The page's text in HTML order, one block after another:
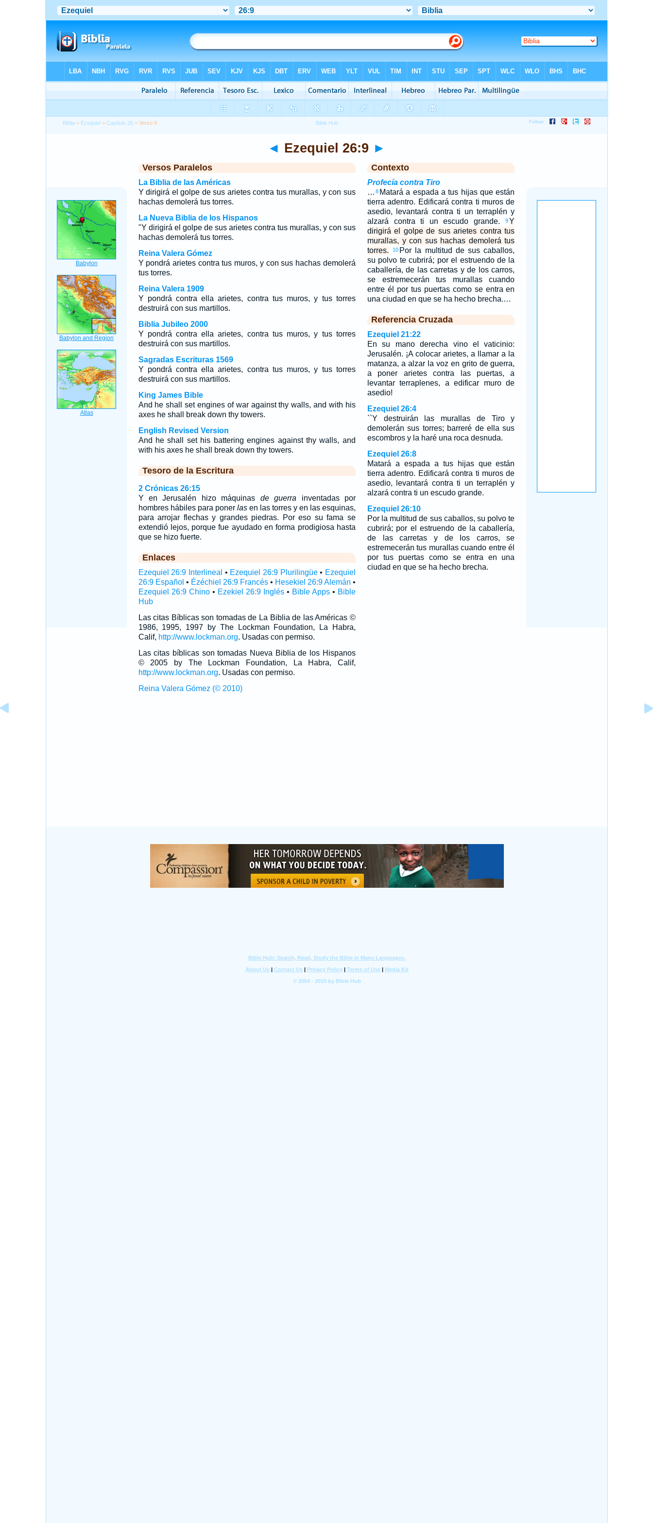
Biblia > Ezequiel >Capítulo 26 > Verso 9
◄ Ezequiel 26:9 ►
Versos Paralelos
La Biblia de las Américas
Y dirigirá el golpe de sus arietes contra tus murallas, y con sus
hachas demolerá tus torres.
La Nueva Biblia de los Hispanos
"Y dirigirá el golpe de sus arietes contra tus murallas, y con sus
hachas demolerá tus torres.
Reina Valera Gómez
Y pondrá arietes contra tus muros, y con sus hachas demolerá
tus torres.
Reina Valera 1909
Y pondrá contra ella arietes, contra tus muros, y tus torres
destruirá con sus martillos.
Biblia Jubileo 2000
Y pondrá contra ella arietes, contra tus muros, y tus torres
destruirá con sus martillos.
Sagradas Escrituras 1569
Y pondrá contra ella arietes, contra tus muros, y tus torres
destruirá con sus martillos.
King James Bible
And he shall set engines of war against thy walls, and with his
axes he shall break down thy towers.
English Revised Version
And he shall set his battering engines against thy walls, and
with his axes he shall break down thy towers.
Tesoro de la Escritura
2 Crónicas 26:15
Y en Jerusalén hizo máquinas de guerra inventadas por
hombres hábiles para poner lasen las torres y en las esquinas,
para arrojar flechas y grandes piedras. Por eso su fama se
extendió lejos, porque fue ayudado en forma prodigiosa hasta
que se hizo fuerte.
Enlaces
Ezequiel 26:9 Interlineal • Ezequiel 26:9 Plurilingüe• Ezequiel
26:9 Español • Ézéchiel 26:9 Francés• Hesekiel 26:9 Alemán •
Ezequiel 26:9 Chino• Ezekiel 26:9 Inglés• Bible Apps• Bible
Hub
Las citas Bíblicas son tomadas de La Biblia de las Américas ©
1986, 1995, 1997 by The Lockman Foundation, La Habra,
Calif, http://www.lockman.org. Usadas con permiso.
Las citas bíblicas son tomadas Nueva Biblia de los Hispanos
© 2005 by The Lockman Foundation, La Habra, Calif,
http://www.lockman.org. Usadas con permiso.
Reina Valera Gómez (© 2010)
Contexto
Profecía contra Tiro
… 8 Matará a espada a tus hijas que están
tierra adentro. Edificará contra ti muros de
asedio, levantará contra ti un terraplén y
alzará contra ti un escudo grande.
9 Y
dirigirá el golpe de sus arietes contra tus
murallas, y con sus hachas demolerá tus
torres.
10 Por la multitud de sus caballos,
su polvo te cubrirá; por el estruendo de la
caballería, de las carretas y de los carros,
se estremecerán tus murallas cuando
entre él por tus puertas como se entra en
una ciudad en que se ha hecho brecha.…
Referencia Cruzada
Ezequiel 21:22
En su mano derecha vino el vaticinio:
Jerusalén. ¡A colocar arietes, a llamar a la
matanza, a alzar la voz en grito de guerra,
a poner arietes contra las puertas, a
levantar terraplenes, a edificar muro de
asedio!
Ezequiel 26:4
``Y destruirán las murallas de Tiro y
demolerán sus torres; barreré de ella sus
escombros y la haré una roca desnuda.
Ezequiel 26:8
Matará a espada a tus hijas que están
tierra adentro. Edificará contra ti muros de
asedio, levantará contra ti un terraplén y
alzará contra ti un escudo grande.
Ezequiel 26:10
Por la multitud de sus caballos, su polvo te
cubrirá; por el estruendo de la caballería,
de las carretas y de los carros, se
estremecerán tus murallas cuando entre él
por tus puertas como se entra en una
ciudad en que se ha hecho brecha.